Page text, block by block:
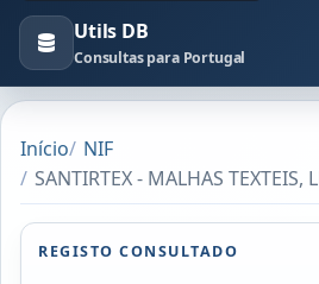
Utils DB
Consultas para Portugal
Início
NIF
SANTIRTEX - MALHAS TEXTEIS,
REGISTO CONSULTADO